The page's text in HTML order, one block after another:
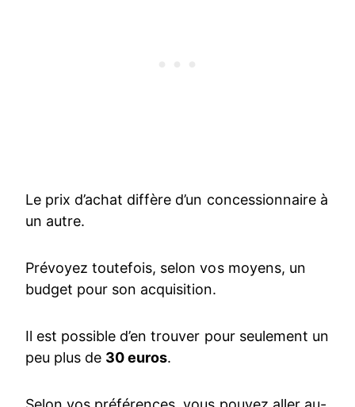
Le prix d’achat diffère d’un concessionnaire à
un autre.
Prévoyez toutefois, selon vos moyens, un
budget pour son acquisition.
Il est possible d’en trouver pour seulement un
peu plus de 30 euros.